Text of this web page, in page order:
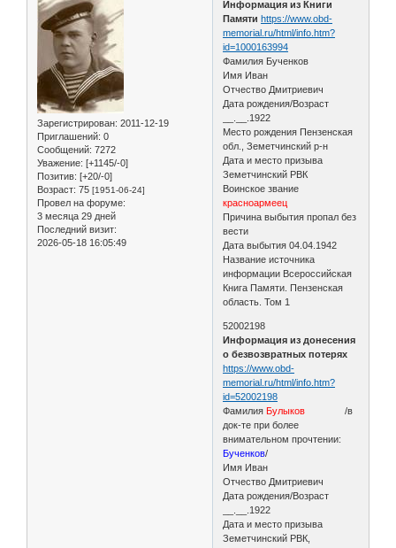
Зарегистрирован: 2011-12-19
Приглашений: 0
Сообщений: 7272
Уважение: [+1145/-0]
Позитив: [+20/-0]
Возраст: 75 [1951-06-24]
Провел на форуме:
3 месяца 29 дней
Последний визит:
2026-05-18 16:05:49
Информация из Книги
Памяти https://www.obd-
memorial.ru/html/info.htm?
id=1000163994
Фамилия Бученков
Имя Иван
Отчество Дмитриевич
Дата рождения/Возраст
__.__.1922
Место рождения Пензенская
обл., Земетчинский р-н
Дата и место призыва
Земетчинский РВК
Воинское звание
красноармеец
Причина выбытия пропал без
вести
Дата выбытия 04.04.1942
Название источника
информации Всероссийская
Книга Памяти. Пензенская
область. Том 1
52002198
Информация из донесения
о безвозвратных потерях
https://www.obd-
memorial.ru/html/info.htm?
id=52002198
Фамилия Булыков /в
док-те при более
внимательном прочтении:
Бученков/
Имя Иван
Отчество Дмитриевич
Дата рождения/Возраст
__.__.1922
Дата и место призыва
Земетчинский РВК,